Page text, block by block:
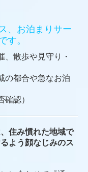
、お泊まりサー
す。
、散歩や見守り・
の都合や急なお泊
認）
住み慣れた地域で
よう顔なじみのス